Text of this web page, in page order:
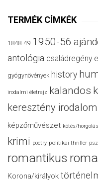
TERMÉK CÍMKÉK
1848-49 1950-56
antológia családregény
gyógynövények history
irodalmi életrajz kalandos
keresztény irodalom
képzőművészet kötés/horgolás
krimi poetry politikai thriller
romantikus
Korona/királyok